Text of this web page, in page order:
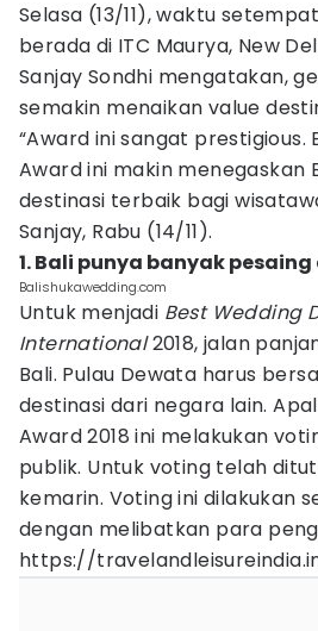
Selasa (13/11), waktu
berada di ITC Maurya, New
Sanjay Sondhi mengatakan,
semakin menaikan value
“Award ini sangat prestigious.
Award ini makin menegaskan
destinasi terbaik bagi
Sanjay, Rabu (14/11).
1. Bali punya banyak
Balishukawedding.com
Untuk menjadi Best Wedding
International2018, jalan
Bali. Pulau Dewata harus
destinasi dari negara lain.
Award 2018 ini melakukan
publik. Untuk voting telah
kemarin. Voting ini dilakukan
dengan melibatkan para
https://